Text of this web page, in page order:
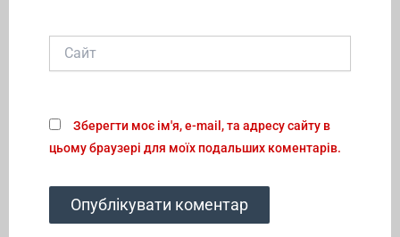
Зберегти моє ім'я, e-mail, та адресу сайту в
цьому браузері для моїх подальших коментарів.